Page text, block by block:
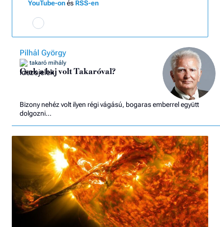
YouTube-onés RSS-en
Pilhál György
takaró mihály
Csak a baj volt Takaróval?
Bizony nehéz volt ilyen régi vágású, bogaras emberrel együtt
dolgozni…